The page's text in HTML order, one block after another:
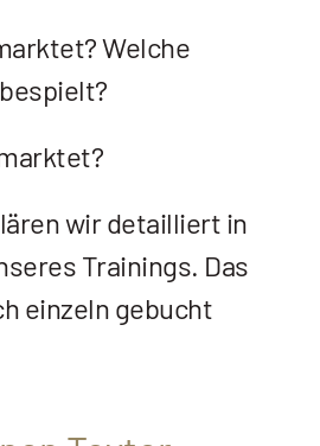
Welche
wir detailliert in
Trainings. Das
einzeln gebucht